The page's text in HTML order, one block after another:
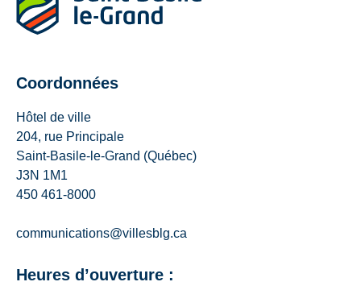
Coordonnées
Hôtel de ville
204, rue Principale
Saint-Basile-le-Grand (Québec)
J3N 1M1
450 461-8000
communications@villesblg.ca
Heures d’ouverture :